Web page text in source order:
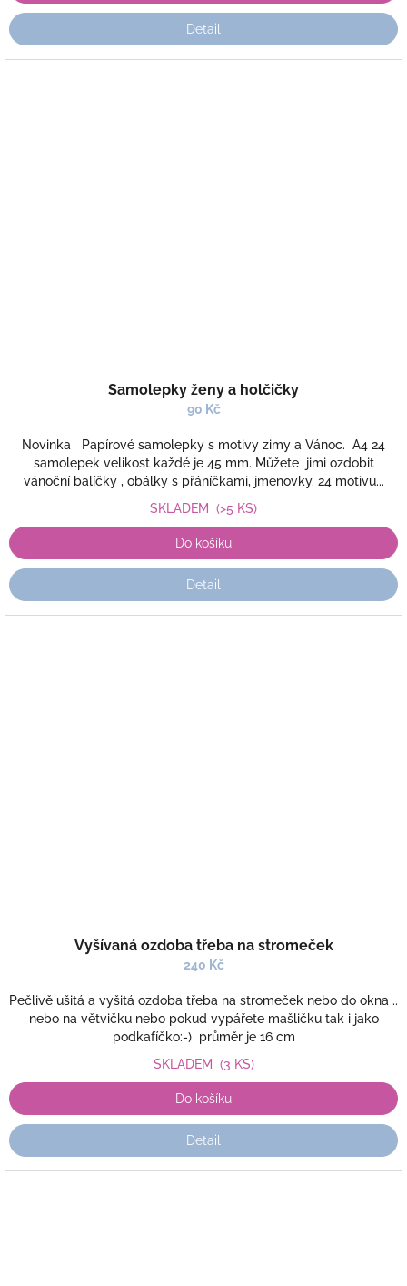
Detail
Samolepky ženy a holčičky
90 Kč
Novinka Papírové samolepky s motivy zimy a Vánoc. A4 24
samolepek velikost každé je 45 mm. Můžete jimi ozdobit
vánoční balíčky , obálky s přáníčkami, jmenovky. 24 motivu...
SKLADEM (>5 KS)
Do košíku
Detail
Vyšívaná ozdoba třeba na stromeček
240 Kč
Pečlivě ušitá a vyšitá ozdoba třeba na stromeček nebo do okna ..
nebo na větvičku nebo pokud vypářete mašličku tak i jako
podkafíčko:-) průměr je 16 cm
SKLADEM (3 KS)
Do košíku
Detail